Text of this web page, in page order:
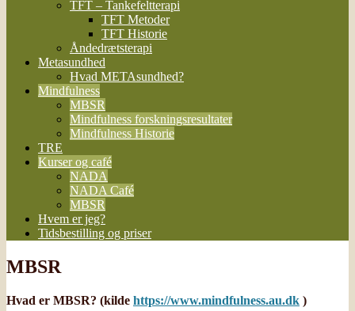
TFT – Tankefeltterapi
TFT Metoder
TFT Historie
Åndedrætsterapi
Metasundhed
Hvad METAsundhed?
Mindfulness
MBSR
Mindfulness forskningsresultater
Mindfulness Historie
TRE
Kurser og café
NADA
NADA Café
MBSR
Hvem er jeg?
Tidsbestilling og priser
MBSR
Hvad er MBSR? (kilde https://www.mindfulness.au.dk )